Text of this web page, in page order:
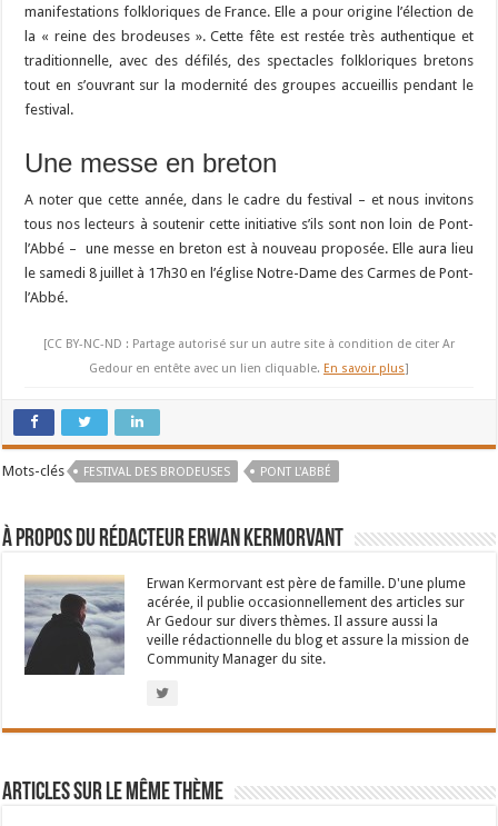
manifestations folkloriques de France. Elle a pour origine l’élection de
la « reine des brodeuses ». Cette fête est restée très authentique et
traditionnelle, avec des défilés, des spectacles folkloriques bretons
tout en s’ouvrant sur la modernité des groupes accueillis pendant le
festival.
Une messe en breton
A noter que cette année, dans le cadre du festival – et nous invitons
tous nos lecteurs à soutenir cette initiative s’ils sont non loin de Pont-
l’Abbé – une messe en breton est à nouveau proposée. Elle aura lieu
le samedi 8 juillet à 17h30 en l’église Notre-Dame des Carmes de Pont-
l’Abbé.
[CC BY-NC-ND : Partage autorisé sur un autre site à condition de citer Ar
Gedour en entête avec un lien cliquable. En savoir plus]
Mots-clés FESTIVAL DES BRODEUSES PONT L'ABBÉ
À propos du rédacteur Erwan Kermorvant
Erwan Kermorvant est père de famille. D'une plume
acérée, il publie occasionnellement des articles sur
Ar Gedour sur divers thèmes. Il assure aussi la
veille rédactionnelle du blog et assure la mission de
Community Manager du site.
Articles sur le même thème